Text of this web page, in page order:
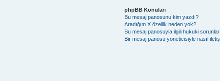
phpBB Konuları
Bu mesaj panosunu kim yazdı?
Aradığım X özellik neden yok?
Bu mesaj panosuyla ilgili hukuki
Bir mesaj panosu yöneticisiyle nasıl